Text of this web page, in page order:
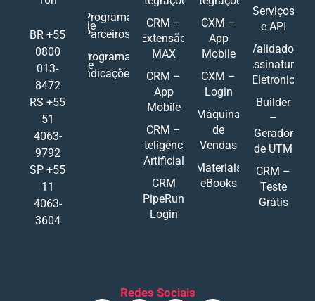
BR +55
0800
013-
8472
RS +55
51
4063-
9792
SP +55
11
4063-
3604
Programa
de
Parceiros
Programa
de
Indicações
CRM –
Extensão
MAX
CRM –
App
Mobile
CRM –
Inteligência
Artificial
CRM
PipeRun
Login
CXM –
App
Mobile
CXM –
Login
Máquina
de
Vendas
Materiais
eBooks
Serviços
e API
Validador
Assinatura
Eletronic
Builder
–
Gerador
de UTM
CRM –
Teste
Grátis
Redes Sociais